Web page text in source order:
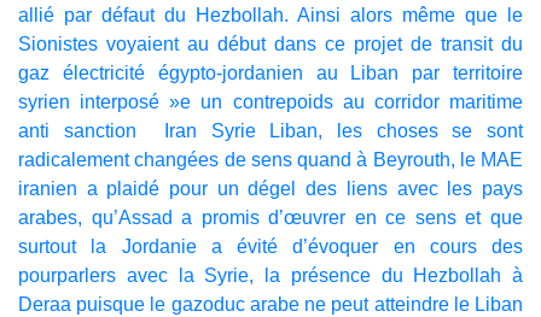
allié par défaut du Hezbollah. Ainsi alors même que le
Sionistes voyaient au début dans ce projet de transit du
gaz électricité égypto-jordanien au Liban par territoire
syrien interposé »e un contrepoids au corridor maritime
anti sanction Iran Syrie Liban, les choses se sont
radicalement changées de sens quand à Beyrouth, le MAE
iranien a plaidé pour un dégel des liens avec les pays
arabes, qu’Assad a promis d’œuvrer en ce sens et que
surtout la Jordanie a évité d’évoquer en cours des
pourparlers avec la Syrie, la présence du Hezbollah à
Deraa puisque le gazoduc arabe ne peut atteindre le Liban